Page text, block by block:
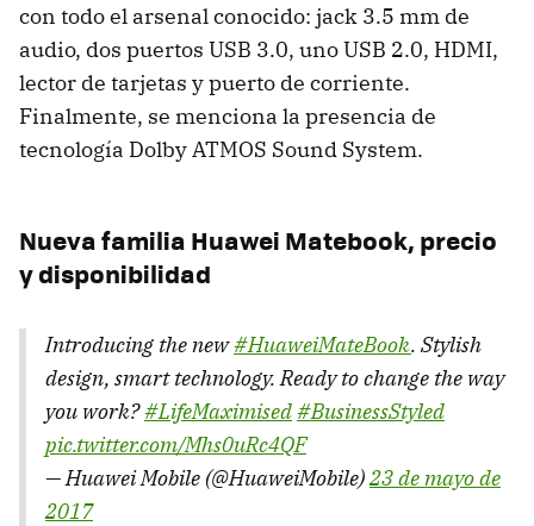
con todo el arsenal conocido: jack 3.5 mm de
audio, dos puertos USB 3.0, uno USB 2.0, HDMI,
lector de tarjetas y puerto de corriente.
Finalmente, se menciona la presencia de
tecnología Dolby ATMOS Sound System.
Nueva familia Huawei Matebook, precio
y disponibilidad
Introducing the new#HuaweiMateBook. Stylish
design, smart technology. Ready to change the way
you work?#LifeMaximised#BusinessStyled
pic.twitter.com/Mhs0uRc4QF
— Huawei Mobile (@HuaweiMobile)23 de mayo de
2017